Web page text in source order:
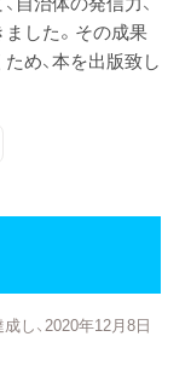
した。その成果
め、本を出版致し
し、2020年12月8日